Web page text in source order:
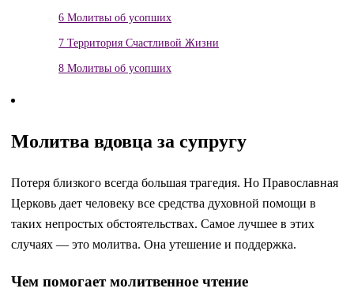
6 Молитвы об усопших
7 Территория Счастливой Жизни
8 Молитвы об усопших
Молитва вдовца за супругу
Потеря близкого всегда большая трагедия. Но Православная
Церковь дает человеку все средства духовной помощи в
таких непростых обстоятельствах. Самое лучшее в этих
случаях — это молитва. Она утешение и поддержка.
Чем помогает молитвенное чтение